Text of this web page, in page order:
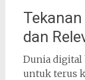
dan
Dunia digital
untuk terus